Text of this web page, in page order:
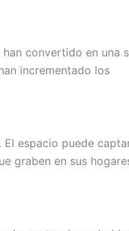
convertido en una
incrementado los
espacio puede
graben en sus